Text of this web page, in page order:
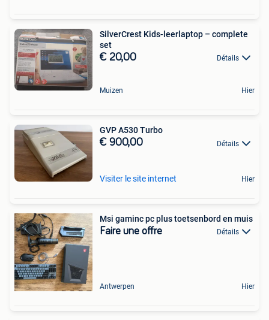
SilverCrest Kids-leerlaptop – complete
set
€ 20,00 Détails
Muizen Hier
GVP A530 Turbo
€ 900,00 Détails
Visiter le site internet Hier
Msi gaminc pc plus toetsenbord en muis
Faire une offre Détails
Antwerpen Hier